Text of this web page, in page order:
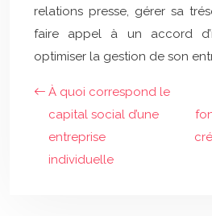
relations presse, gérer sa
faire appel à un accord
optimiser la gestion de son
À quoi correspond le
capital social d’une
entreprise
individuelle